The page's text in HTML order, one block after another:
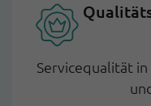
Servicequalität